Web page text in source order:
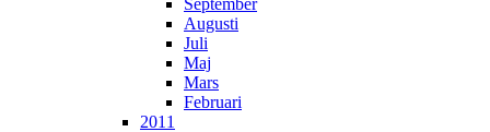
September
Augusti
Juli
Maj
Mars
Februari
2011